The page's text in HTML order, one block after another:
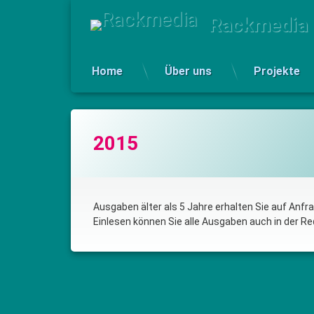
Rackmedia
Home Über uns Projekte
2015
Ausgaben älter als 5 Jahre erhalten Sie auf
Einlesen können Sie alle Ausgaben auch in der